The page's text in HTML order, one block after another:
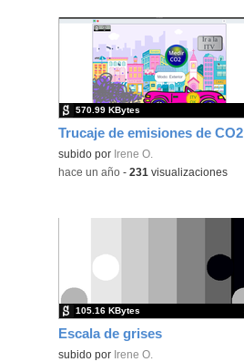
subido por Irene O.
570.99 KBytes
-hace un año- 231 visualizaciones
Escala de grises
Contenido educativo.
subido por Irene O.
105.16 KBytes